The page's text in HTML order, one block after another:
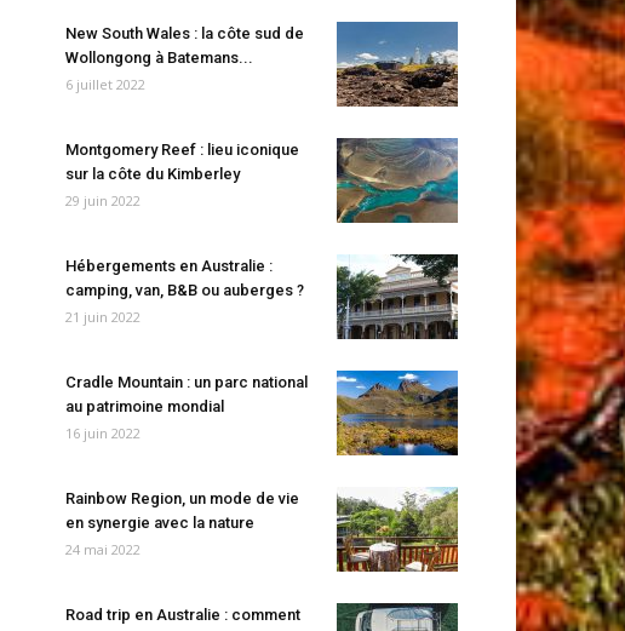
New South Wales : la côte sud de
Wollongong à Batemans...
6 juillet 2022
Montgomery Reef : lieu iconique
sur la côte du Kimberley
29 juin 2022
Hébergements en Australie :
camping, van, B&B ou auberges ?
21 juin 2022
Cradle Mountain : un parc national
au patrimoine mondial
16 juin 2022
Rainbow Region, un mode de vie
en synergie avec la nature
24 mai 2022
Road trip en Australie : comment